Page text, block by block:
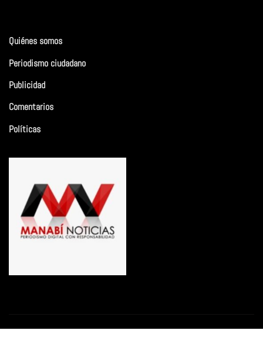
Quiénes somos
Periodismo ciudadano
Publicidad
Comentarios
Políticas